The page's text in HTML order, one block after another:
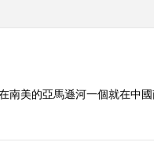
南美的亞馬遜河一個就在中